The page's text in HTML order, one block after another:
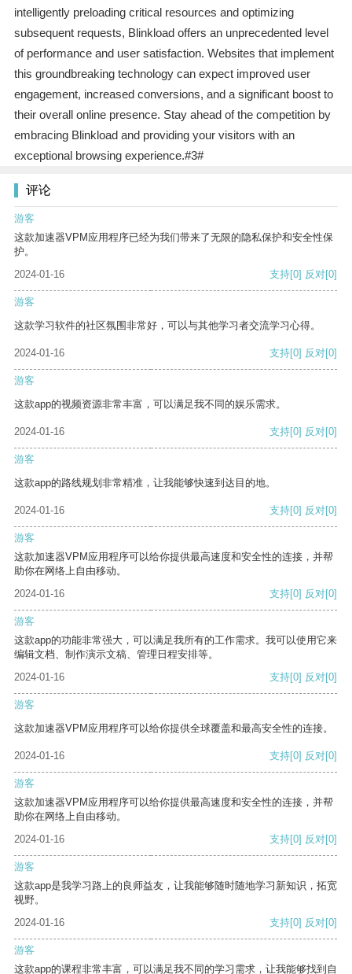
intelligently preloading critical resources and optimizing
subsequent requests, Blinkload offers an unprecedented level
of performance and user satisfaction. Websites that implement
this groundbreaking technology can expect improved user
engagement, increased conversions, and a significant boost to
their overall online presence. Stay ahead of the competition by
embracing Blinkload and providing your visitors with an
exceptional browsing experience.#3#
评论
游客
这款加速器VPM应用程序已经为我们带来了无限的隐私保护和安全性保
护。
2024-01-16
支持[0] 反对[0]
游客
这款学习软件的社区氛围非常好，可以与其他学习者交流学习心得。
2024-01-16 支持[0] 反对[0]
游客
这款app的视频资源非常丰富，可以满足我不同的娱乐需求。
2024-01-16 支持[0] 反对[0]
游客
这款app的路线规划非常精准，让我能够快速到达目的地。
2024-01-16 支持[0] 反对[0]
游客
这款加速器VPM应用程序可以给你提供最高速度和安全性的连接，并帮
助你在网络上自由移动。
2024-01-16
支持[0] 反对[0]
游客
这款app的功能非常强大，可以满足我所有的工作需求。我可以使用它来
编辑文档、制作演示文稿、管理日程安排等。
2024-01-16
支持[0] 反对[0]
游客
这款加速器VPM应用程序可以给你提供全球覆盖和最高安全性的连接。
2024-01-16 支持[0] 反对[0]
游客
这款加速器VPM应用程序可以给你提供最高速度和安全性的连接，并帮
助你在网络上自由移动。
2024-01-16
支持[0] 反对[0]
游客
这款app是我学习路上的良师益友，让我能够随时随地学习新知识，拓宽
视野。
2024-01-16
支持[0] 反对[0]
游客
这款app的课程非常丰富，可以满足我不同的学习需求，让我能够找到自